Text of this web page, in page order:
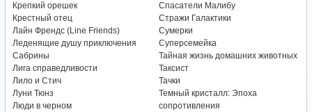
Крепкий орешек
Крестный отец
Лайн Френдс (Line Friends)
Леденящие душу приключения
Сабрины
Лига справедливости
Лило и Стич
Луни Тюнз
Люди в черном
Спасатели Малибу
Стражи Галактики
Сумерки
Суперсемейка
Тайная жизнь домашних животных
Таксист
Тачки
Темный кристалл: Эпоха
сопротивления